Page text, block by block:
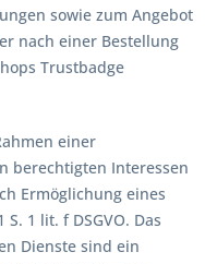
sowie zum Angebot
nach einer Bestellung
Trustbadge
einer
berechtigten Interessen
Ermöglichung eines
1 lit. f DSGVO. Das
Dienste sind ein